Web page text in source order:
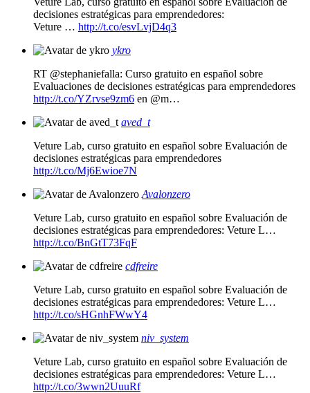
decisiones estratégicas para emprendedores:
Veture … http://t.co/esvLvjD4q3
ykro
RT @stephaniefalla: Curso gratuito en español sobre
Evaluaciones de decisiones estratégicas para emprendedores
http://t.co/YZrvse9zm6 en @m…
aved_t
Veture Lab, curso gratuito en español sobre Evaluación de
decisiones estratégicas para emprendedores
http://t.co/Mj6Ewioe7N
Avalonzero
Veture Lab, curso gratuito en español sobre Evaluación de
decisiones estratégicas para emprendedores: Veture L…
http://t.co/BnGtT73FqF
cdfreire
Veture Lab, curso gratuito en español sobre Evaluación de
decisiones estratégicas para emprendedores: Veture L…
http://t.co/sHGnhFWwY4
niv_system
Veture Lab, curso gratuito en español sobre Evaluación de
decisiones estratégicas para emprendedores: Veture L…
http://t.co/3wwn2UuuRf